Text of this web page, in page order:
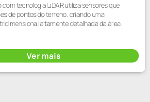
tecnologia LiDAR utiliza sensores que
de pontos do terreno, criando uma
altamente detalhada da área.
Ver mais